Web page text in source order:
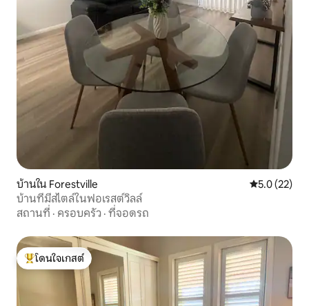
บ้านใน Forestville คะแนนเฉลี่ย
5.0 (22)
บ้านที่มีสไตล์ในฟอเรสต์วิลล์
สถานที่ · ครอบครัว · ที่จอดรถ
โดนใจเกสต์ที่สุด
โดนใจเกสต์